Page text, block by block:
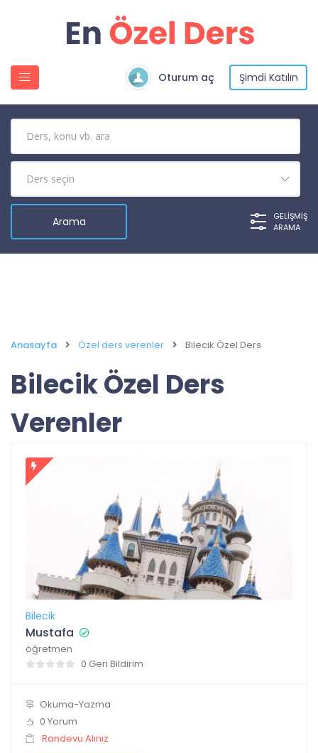
Oturum aç Şimdi Katılın
GELIŞMIŞ
ARAMA
Anasayfa Özel ders verenler Bilecik Özel Ders
Bilecik Özel Ders
Verenler
Bilecik
Mustafa
öğretmen
0 Geri Bildirim
Okuma-Yazma
0 Yorum
Randevu Alınız